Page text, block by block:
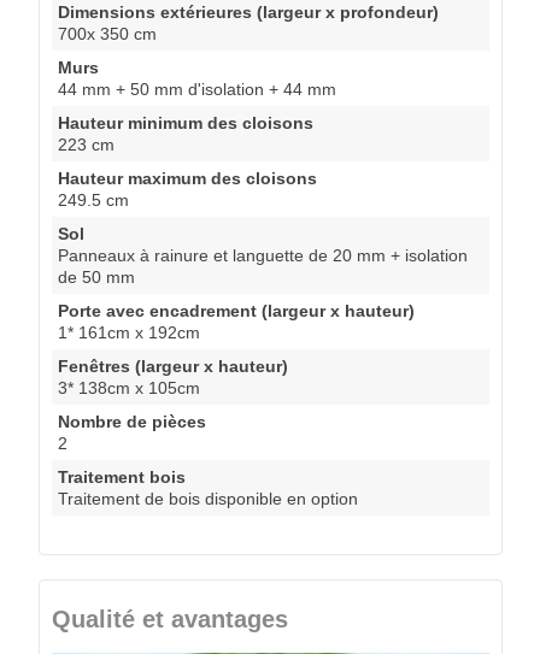
Dimensions extérieures (largeur x profondeur)
700x 350 cm
Murs
44 mm + 50 mm d'isolation + 44 mm
Hauteur minimum des cloisons
223 cm
Hauteur maximum des cloisons
249.5 cm
Sol
Panneaux à rainure et languette de 20 mm + isolation
de 50 mm
Porte avec encadrement (largeur x hauteur)
1* 161cm x 192cm
Fenêtres (largeur x hauteur)
3* 138cm x 105cm
Nombre de pièces
2
Traitement bois
Traitement de bois disponible en option
Qualité et avantages